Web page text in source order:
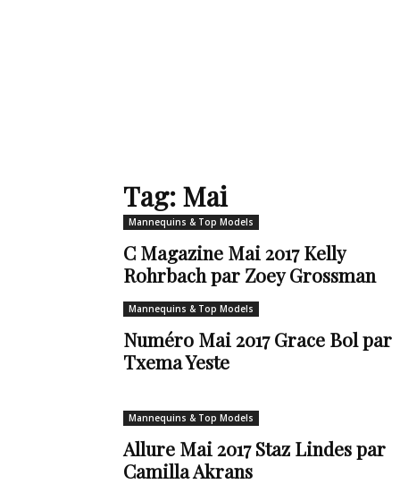
style
de
Tag: Mai
Mannequins & Top Models
C Magazine Mai 2017 Kelly
Rohrbach par Zoey Grossman
Mannequins & Top Models
Numéro Mai 2017 Grace Bol par
Txema Yeste
Mannequins & Top Models
Allure Mai 2017 Staz Lindes par
Camilla Akrans